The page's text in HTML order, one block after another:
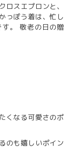
ロスエプロンと、
っぽう着は、忙し
。 敬老の日の贈
くなる可愛さのポ
のも嬉しいポイン